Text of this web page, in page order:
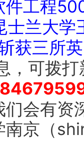
件工程
士兰大学
获三所
，可拨
会有资
南京（